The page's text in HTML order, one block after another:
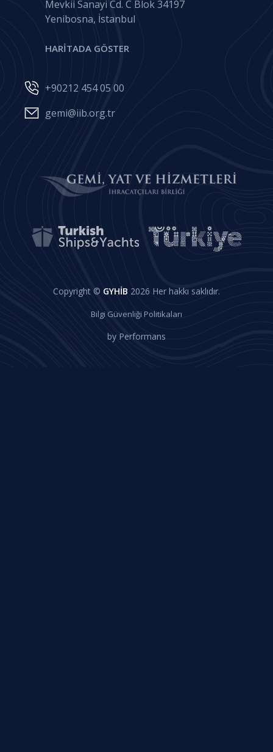
Mevkii Sanayi Cd. C Blok 34197
Yenibosna, İstanbul
HARİTADA GÖSTER
+90212 454 05 00
gemi@iib.org.tr
Copyright © GYHİB 2026 Her hakkı saklıdır.
Bilgi Güvenliği Politikaları
by Performans